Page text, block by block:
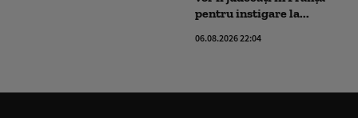
pentru instigare la...
06.08.2026 22:04